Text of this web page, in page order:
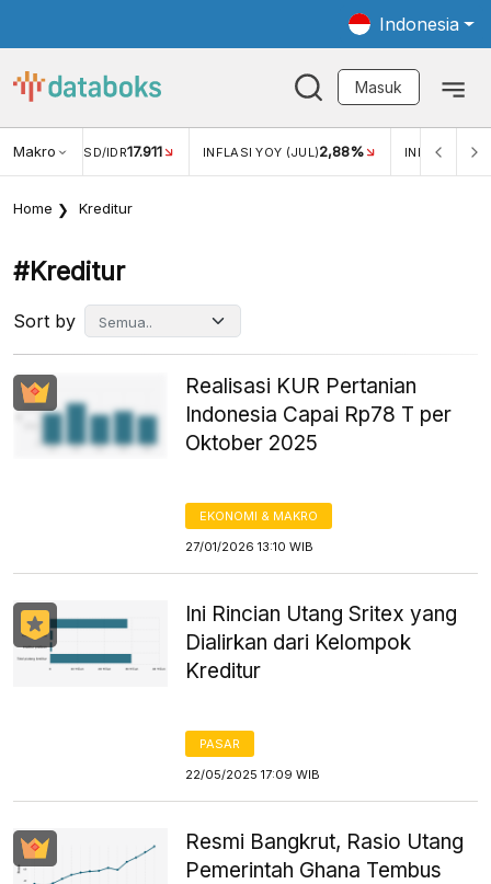
Indonesia
Masuk
Makro
USD/IDR 17.911 INFLASI YOY (JUL)2,88% INFLASI MOM (JUL)-
Home Kreditur
#kreditur
Sort by
Realisasi KUR Pertanian
Indonesia Capai Rp78 T per
Oktober 2025
EKONOMI & MAKRO
27/01/2026 13:10 WIB
Ini Rincian Utang Sritex yang
Dialirkan dari Kelompok
Kreditur
PASAR
22/05/2025 17:09 WIB
Resmi Bangkrut, Rasio Utang
Pemerintah Ghana Tembus